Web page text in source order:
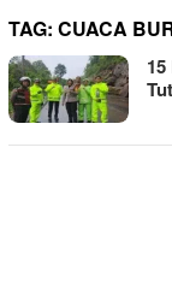
TAG: CUACA